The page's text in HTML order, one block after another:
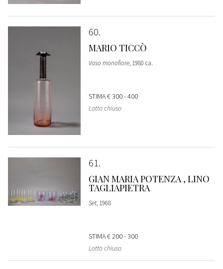
60
MARIO TICCÒ
Vaso monofiore, 1980 ca.
STIMA€ 300 - 400
Lotto chiuso
61
GIAN MARIA POTENZA , LINO
TAGLIAPIETRA
Set, 1968
STIMA€ 200 - 300
Lotto chiuso